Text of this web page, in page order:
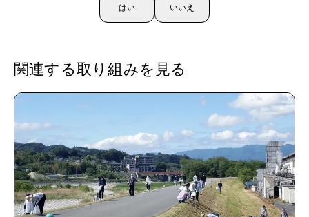
はい いいえ
関連する取り組みを見る